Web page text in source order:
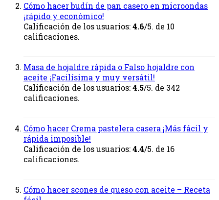
Cómo hacer budín de pan casero en microondas
¡rápido y económico!
Calificación de los usuarios:4.6/5. de 10
calificaciones.
Masa de hojaldre rápida o Falso hojaldre con
aceite ¡Facilísima y muy versátil!
Calificación de los usuarios:4.5/5. de 342
calificaciones.
Cómo hacer Crema pastelera casera ¡Más fácil y
rápida imposible!
Calificación de los usuarios:4.4/5. de 16
calificaciones.
Cómo hacer scones de queso con aceite – Receta